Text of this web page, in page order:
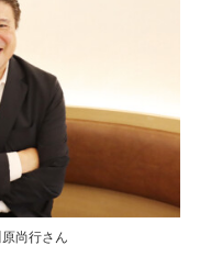
尚行さん